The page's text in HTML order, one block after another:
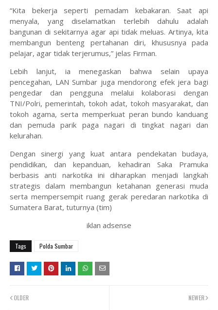
“Kita bekerja seperti pemadam kebakaran. Saat api
menyala, yang diselamatkan terlebih dahulu adalah
bangunan di sekitarnya agar api tidak meluas. Artinya, kita
membangun benteng pertahanan diri, khususnya pada
pelajar, agar tidak terjerumus,” jelas Firman.
Lebih lanjut, ia menegaskan bahwa selain upaya
pencegahan, LAN Sumbar juga mendorong efek jera bagi
pengedar dan pengguna melalui kolaborasi dengan
TNI/Polri, pemerintah, tokoh adat, tokoh masyarakat, dan
tokoh agama, serta memperkuat peran bundo kanduang
dan pemuda parik paga nagari di tingkat nagari dan
kelurahan.
Dengan sinergi yang kuat antara pendekatan budaya,
pendidikan, dan kepanduan, kehadiran Saka Pramuka
berbasis anti narkotika ini diharapkan menjadi langkah
strategis dalam membangun ketahanan generasi muda
serta mempersempit ruang gerak peredaran narkotika di
Sumatera Barat, tuturnya (tim)
iklan adsense
Tags Polda Sumbar
NEWER
OLDER